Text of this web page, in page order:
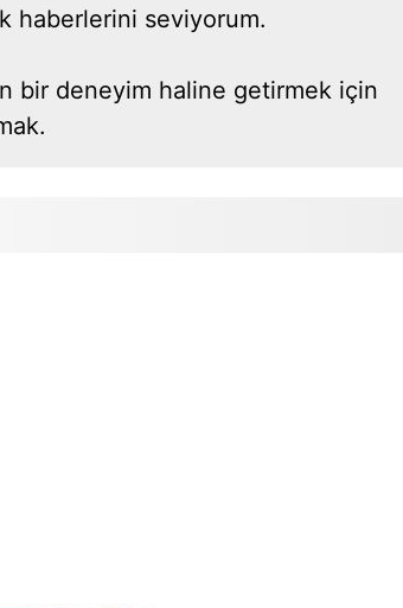
haberlerini seviyorum.
bir deneyim haline getirmek için